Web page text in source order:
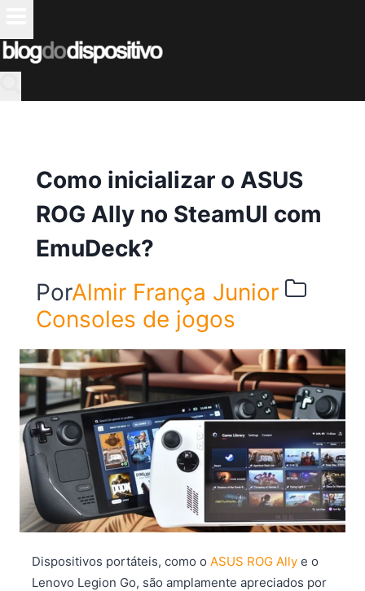
o
Como inicializar o ASUS
ROG Ally no SteamUI com
EmuDeck?
PorAlmir França Junior
Consoles de jogos
Dispositivos portáteis, como o ASUS ROG Ally e o
Lenovo Legion Go, são amplamente apreciados por